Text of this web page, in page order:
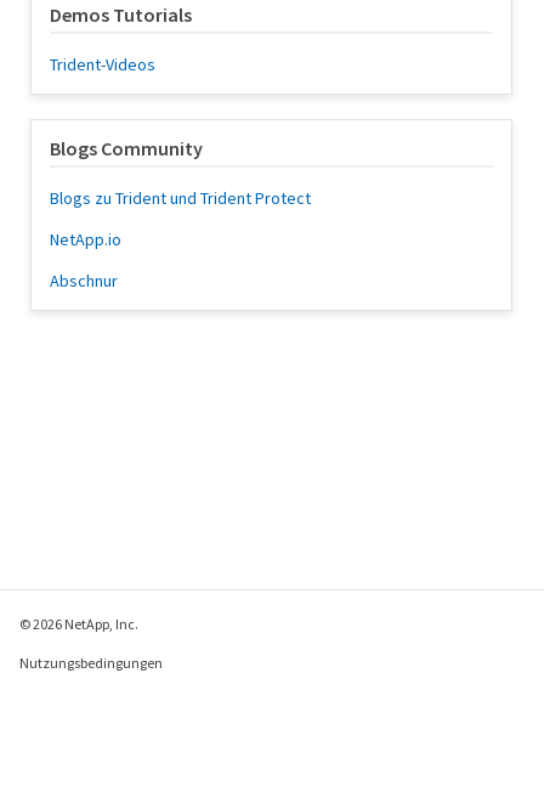
Demos Tutorials
Trident-Videos
Blogs Community
Blogs zu Trident und Trident Protect
NetApp.io
Abschnur
© 2026 NetApp, Inc.
Nutzungsbedingungen